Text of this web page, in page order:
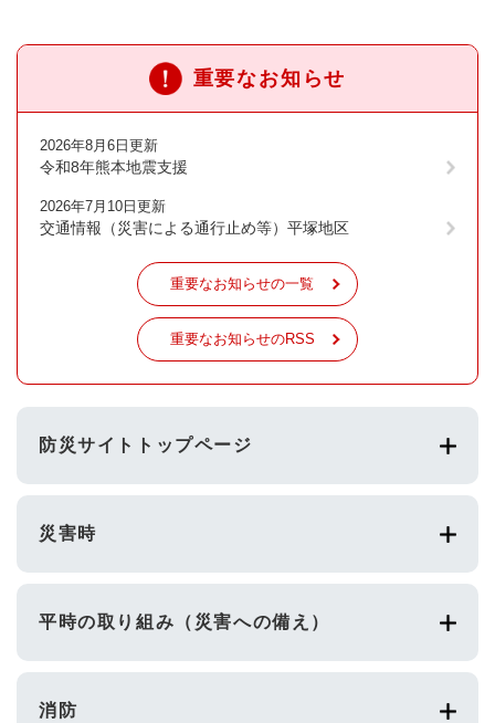
重要なお知らせ
2026年8月6日更新
令和8年熊本地震支援
2026年7月10日更新
交通情報（災害による通行止め等）平塚地区
重要なお知らせの一覧
重要なお知らせのRSS
防災サイトトップページ
災害時
平時の取り組み（災害への備え）
消防